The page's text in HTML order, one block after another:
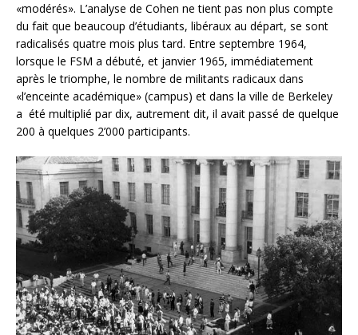
«modérés». L’analyse de Cohen ne tient pas non plus compte
du fait que beaucoup d’étudiants, libéraux au départ, se sont
radicalisés quatre mois plus tard. Entre septembre 1964,
lorsque le FSM a débuté, et janvier 1965, immédiatement
après le triomphe, le nombre de militants radicaux dans
«l’enceinte académique» (campus) et dans la ville de Berkeley
a été multiplié par dix, autrement dit, il avait passé de quelque
200 à quelques 2’000 participants.